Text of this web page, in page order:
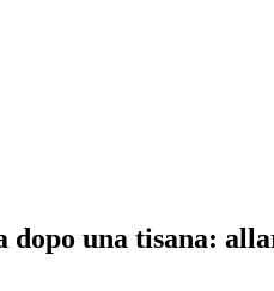
dopo una tisana: